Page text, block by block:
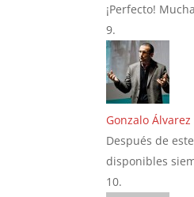
¡Perfecto!
Gonzalo
Después de
disponibles